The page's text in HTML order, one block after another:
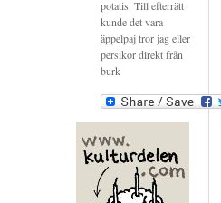
potatis. Till efterrätt
kunde det vara
äppelpaj tror jag eller
persikor direkt från
burk